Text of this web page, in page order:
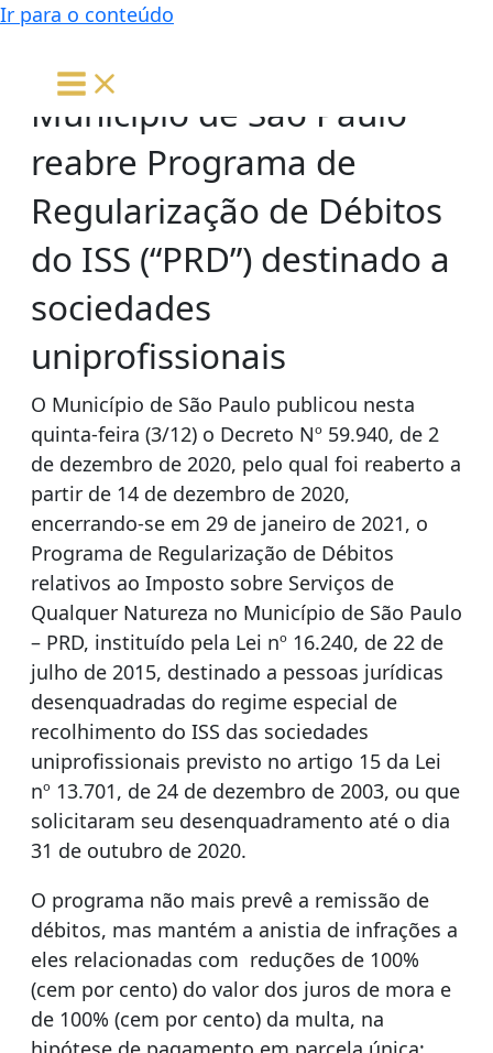
Ir para o conteúdo
Município de São Paulo
reabre Programa de
Regularização de Débitos
do ISS (“PRD”) destinado a
sociedades
uniprofissionais
O Município de São Paulo publicou nesta
quinta-feira (3/12) o Decreto Nº 59.940, de 2
de dezembro de 2020, pelo qual foi reaberto a
partir de 14 de dezembro de 2020,
encerrando-se em 29 de janeiro de 2021, o
Programa de Regularização de Débitos
relativos ao Imposto sobre Serviços de
Qualquer Natureza no Município de São Paulo
– PRD, instituído pela Lei nº 16.240, de 22 de
julho de 2015, destinado a pessoas jurídicas
desenquadradas do regime especial de
recolhimento do ISS das sociedades
uniprofissionais previsto no artigo 15 da Lei
nº 13.701, de 24 de dezembro de 2003, ou que
solicitaram seu desenquadramento até o dia
31 de outubro de 2020.
O programa não mais prevê a remissão de
débitos, mas mantém a anistia de infrações a
eles relacionadas com reduções de 100%
(cem por cento) do valor dos juros de mora e
de 100% (cem por cento) da multa, na